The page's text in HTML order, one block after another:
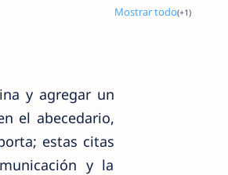
y agregar un
el abecedario,
estas citas
y la